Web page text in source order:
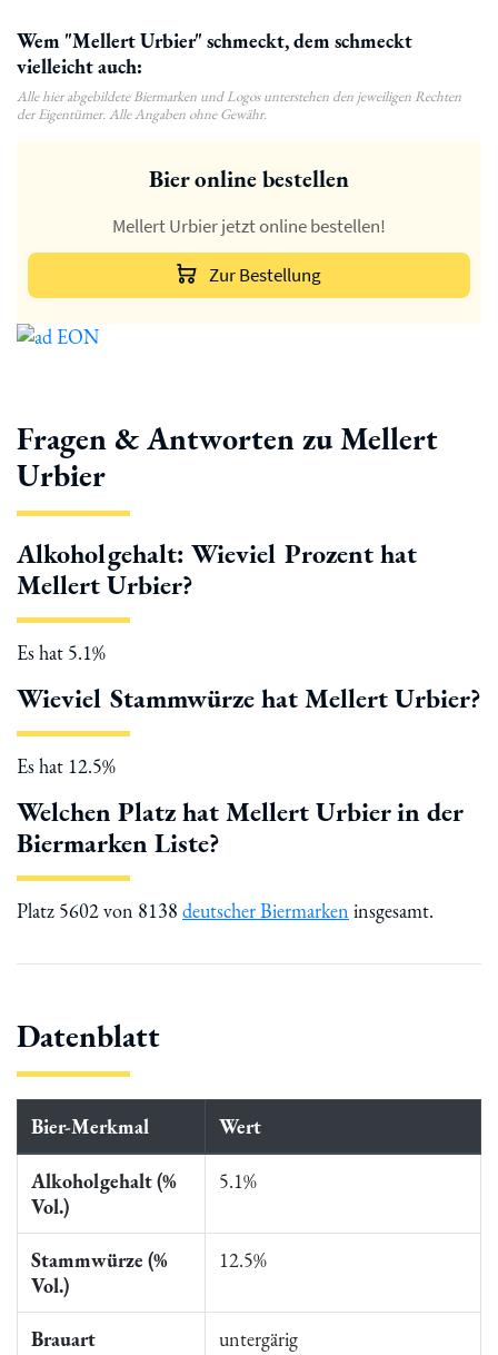
Wem "Mellert Urbier" schmeckt, dem schmeckt
vielleicht auch:
Alle hier abgebildete Biermarken und Logos unterstehen den jeweiligen Rechten
der Eigentümer. Alle Angaben ohne Gewähr.
Bier online bestellen
Mellert Urbier jetzt online bestellen!
Zur Bestellung
Fragen & Antworten zu Mellert
Urbier
Alkoholgehalt: Wieviel Prozent hat
Mellert Urbier?
Es hat 5.1%
Wieviel Stammwürze hat Mellert Urbier?
Es hat 12.5%
Welchen Platz hat Mellert Urbier in der
Biermarken Liste?
Platz 5602 von 8138 deutscher Biermarken insgesamt.
Datenblatt
Bier-Merkmal Wert
Alkoholgehalt (%
Vol.)
5.1%
Stammwürze (%
Vol.)
12.5%
Brauart untergärig